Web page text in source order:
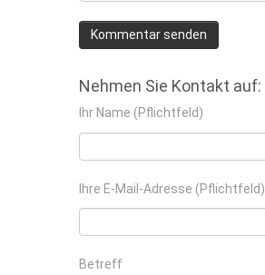
Nehmen Sie Kontakt auf:
Ihr Name (Pflichtfeld)
Ihre E-Mail-Adresse (Pflichtfeld)
Betreff